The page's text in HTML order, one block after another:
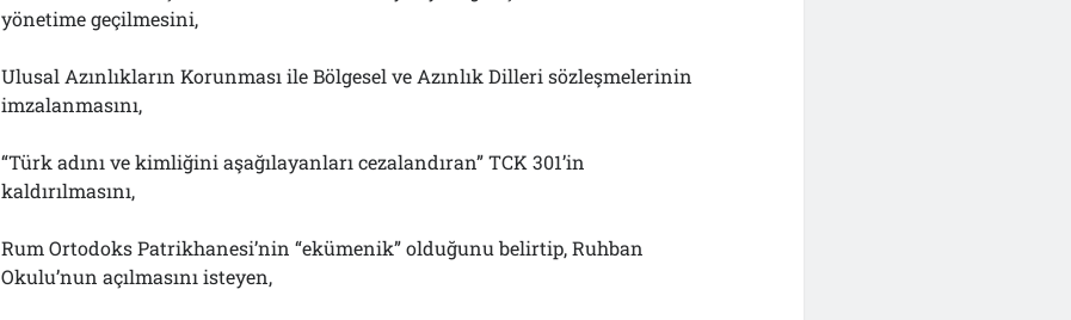
yönetime geçilmesini,
Ulusal Azınlıkların Korunması ile Bölgesel ve Azınlık Dilleri sözleşmelerinin
imzalanmasını,
“Türk adını ve kimliğini aşağılayanları cezalandıran” TCK 301’in
kaldırılmasını,
Rum Ortodoks Patrikhanesi’nin “ekümenik” olduğunu belirtip, Ruhban
Okulu’nun açılmasını isteyen,